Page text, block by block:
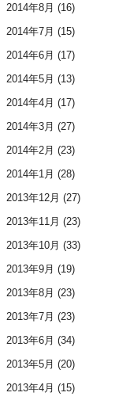
2014年8月 (16)
2014年7月 (15)
2014年6月 (17)
2014年5月 (13)
2014年4月 (17)
2014年3月 (27)
2014年2月 (23)
2014年1月 (28)
2013年12月 (27)
2013年11月 (23)
2013年10月 (33)
2013年9月 (19)
2013年8月 (23)
2013年7月 (23)
2013年6月 (34)
2013年5月 (20)
2013年4月 (15)